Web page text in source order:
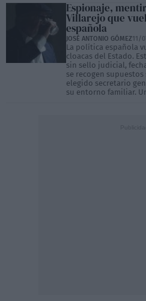
Espionaje,
Villarejo que
española
JOSÉ ANTONIO GÓMEZ11/
La política española
cloacas del Estado.
sin sello judicial,
se recogen
elegido secretario
su entorno familiar.